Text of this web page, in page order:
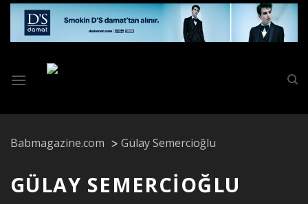
Skip
content
Babmagazine.com Gülay Semercioğlu
GÜLAY SEMERCIOĞLU